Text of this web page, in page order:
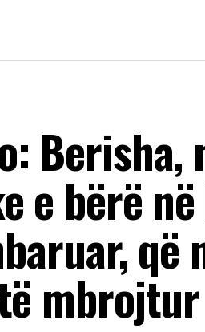
e bërë
që